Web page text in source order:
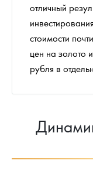
отличный
стоимости
цен на золото
рубля в